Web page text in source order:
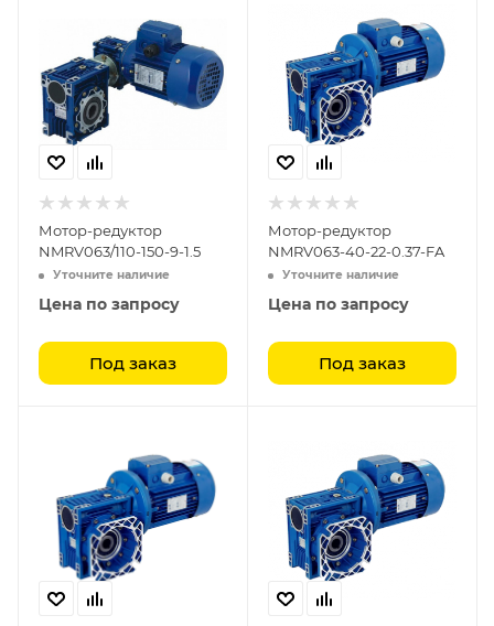
Мотор-редуктор
NMRV063/110-150-9-1.5
Уточните наличие
Цена по запросу
Под заказ
Мотор-редуктор
NMRV063-40-22-0.37-FA
Уточните наличие
Цена по запросу
Под заказ